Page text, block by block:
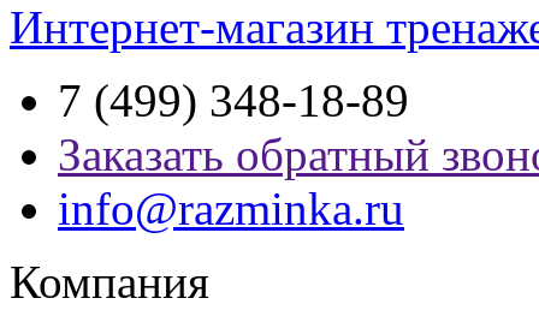
Интернет-магазин
7 (499) 348-18-89
Заказать обратный
info@razminka.ru
Компания